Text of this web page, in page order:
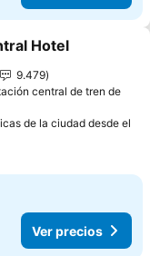
favoritos
Hotel
9.479
central de tren de
de la ciudad desde el
Ver precios